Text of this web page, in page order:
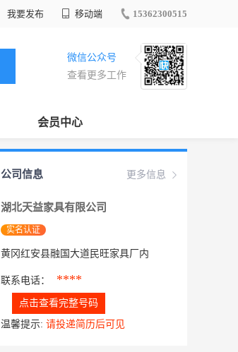
我要发布 移动端 15362300515
微信公众号
查看更多工作
会员中心
更多信息
公司信息
湖北天益家具有限公司
实名认证
黄冈红安县融国大道民旺家具厂内
联系电话： ****
点击查看完整号码
温馨提示: 请投递简历后可见